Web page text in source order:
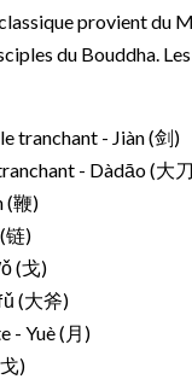
provient du
du Bouddha.
tranchant - Jiàn (剑)
- Dàdāo (大
(鞭)
链)
(戈)
(大斧)
- Yuè (月)
)